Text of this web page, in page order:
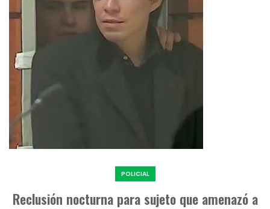
POLICIAL
Reclusión nocturna para sujeto que amenazó a